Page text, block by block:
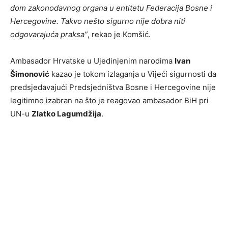
dom zakonodavnog organa u entitetu Federacija Bosne i
Hercegovine. Takvo nešto sigurno nije dobra niti
odgovarajuća praksa”, rekao je Komšić.
Ambasador Hrvatske u Ujedinjenim narodima Ivan
Šimonović kazao je tokom izlaganja u Vijeći sigurnosti da
predsjedavajući Predsjedništva Bosne i Hercegovine nije
legitimno izabran na što je reagovao ambasador BiH pri
UN-u Zlatko Lagumdžija.